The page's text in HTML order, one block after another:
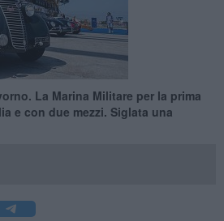
La Marina Militare per la prima
e con due mezzi. Siglata una